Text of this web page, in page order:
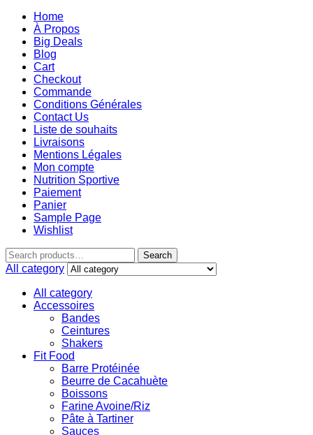
Home
À Propos
Big Deals
Blog
Cart
Checkout
Commande
Conditions Générales
Contact Us
Liste de souhaits
Livraisons
Mentions Légales
Mon compte
Nutrition Sportive
Paiement
Panier
Sample Page
Wishlist
Search
All category
All category
Accessoires
Bandes
Ceintures
Shakers
Fit Food
Barre Protéinée
Beurre de Cacahuète
Boissons
Farine Avoine/Riz
Pâte à Tartiner
Sauces